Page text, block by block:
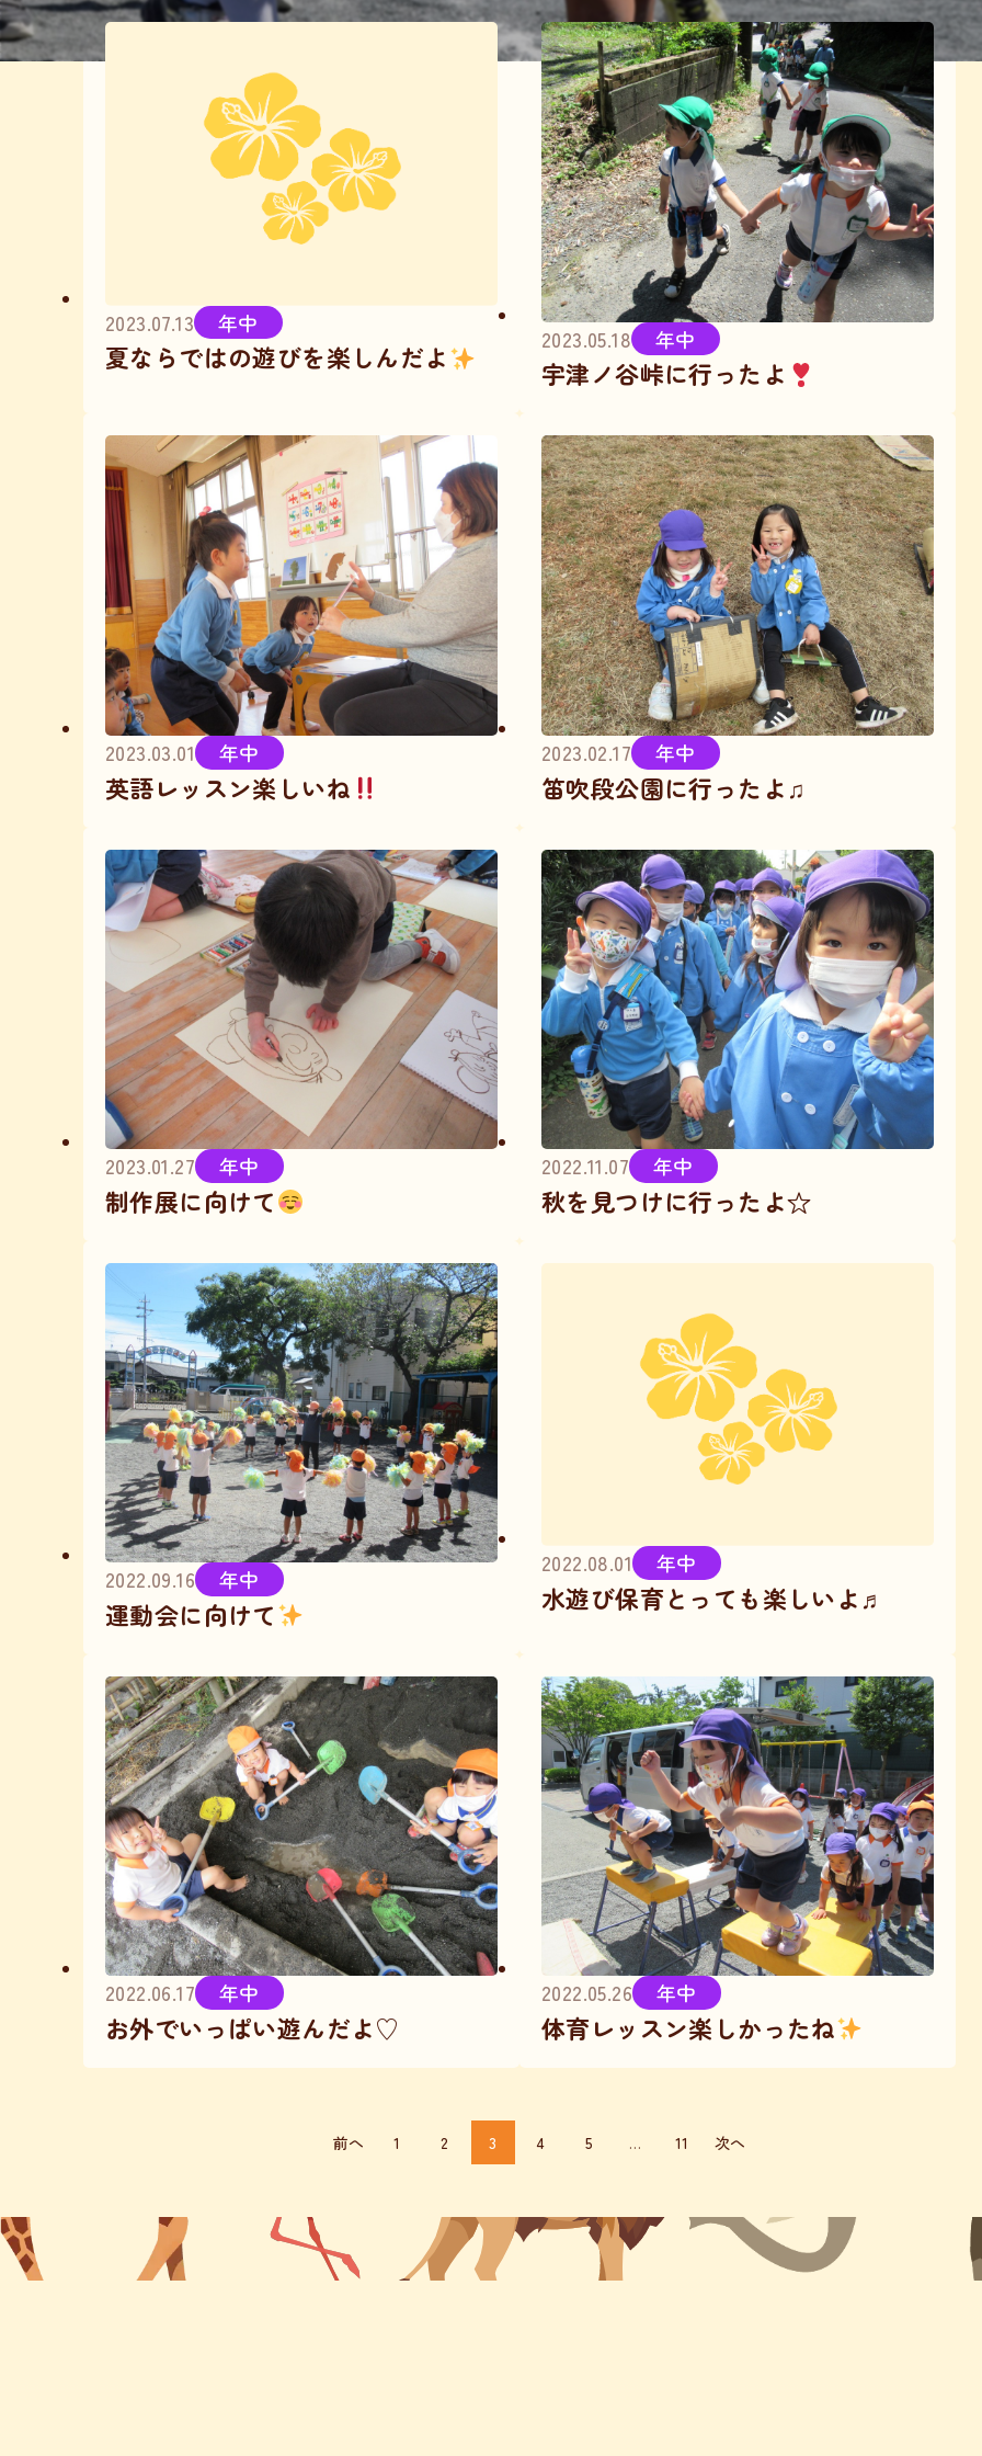
2023.07.13 年中
夏ならではの遊びを楽しんだよ
2023.05.18 年中
宇津ノ谷峠に行ったよ
2023.03.01 年中
英語レッスン楽しいね
2023.02.17 年中
笛吹段公園に行ったよ♫
2023.01.27 年中
制作展に向けて
2022.11.07 年中
秋を見つけに行ったよ☆
2022.09.16 年中
運動会に向けて
2022.08.01 年中
水遊び保育とっても楽しいよ♬
2022.06.17 年中
お外でいっぱい遊んだよ♡
2022.05.26 年中
体育レッスン楽しかったね
前へ 1 2 3 4 5 … 11 次へ